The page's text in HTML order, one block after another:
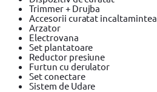
Trimmer + Drujba
Accesorii curatat incaltamintea
Arzator
Electrovana
Set plantatoare
Reductor presiune
Furtun cu derulator
Set conectare
Sistem de Udare